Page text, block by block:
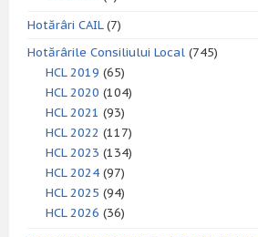
Hotărâri CAIL(7)
Hotărârile Consiliului Local (745)
HCL 2019 (65)
HCL 2020 (104)
HCL 2021 (93)
HCL 2022 (117)
HCL 2023 (134)
HCL 2024 (97)
HCL 2025 (94)
HCL 2026 (36)